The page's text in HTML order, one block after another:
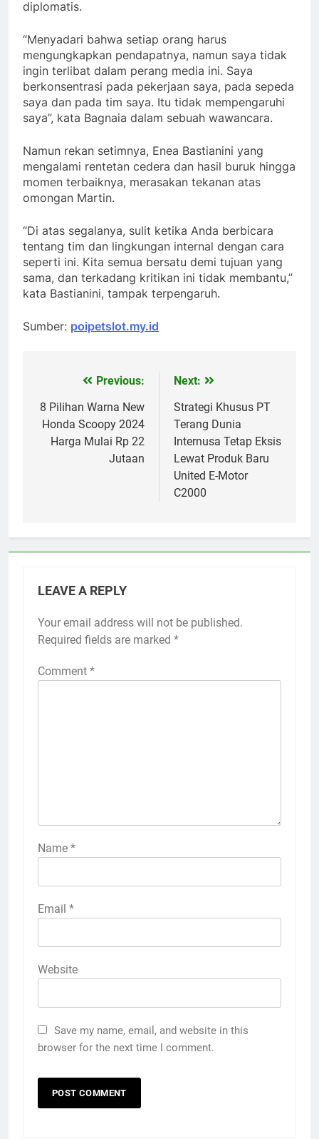
diplomatis.
“Menyadari bahwa setiap orang harus
mengungkapkan pendapatnya, namun saya tidak
ingin terlibat dalam perang media ini. Saya
berkonsentrasi pada pekerjaan saya, pada sepeda
saya dan pada tim saya. Itu tidak mempengaruhi
saya”, kata Bagnaia dalam sebuah wawancara.
Namun rekan setimnya, Enea Bastianini yang
mengalami rentetan cedera dan hasil buruk hingga
momen terbaiknya, merasakan tekanan atas
omongan Martin.
“Di atas segalanya, sulit ketika Anda berbicara
tentang tim dan lingkungan internal dengan cara
seperti ini. Kita semua bersatu demi tujuan yang
sama, dan terkadang kritikan ini tidak membantu,”
kata Bastianini, tampak terpengaruh.
Sumber: poipetslot.my.id
navigation
Previous:
8 Pilihan Warna New
Honda Scoopy 2024
Harga Mulai Rp 22
Jutaan
Next:
Strategi Khusus PT
Terang Dunia
Internusa Tetap Eksis
Lewat Produk Baru
United E-Motor
C2000
LEAVE A REPLY
Your email address will not be published.
Required fields are marked *
Comment *
Name *
Email *
Website
Save my name, email, and website in this
browser for the next time I comment.